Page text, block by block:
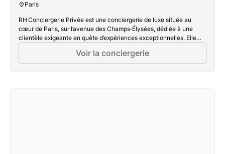
Paris
RH Conciergerie Privée est une conciergerie de luxe située au
cœur de Paris, sur l’avenue des Champs‑Élysées, dédiée à une
clientèle exigeante en quête d’expériences exceptionnelles. Elle
agilité et discrétion, pour une vie sublimée en toute simplicité. Sa
mission : prendre en charge chaque détail, offrir du temps, du
Voir la conciergerie